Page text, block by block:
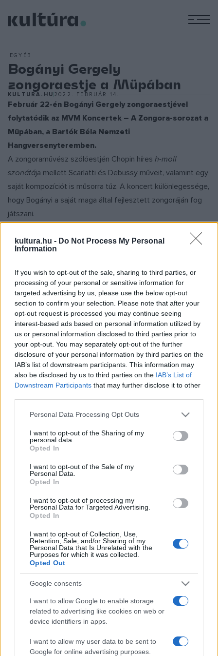
kultura.hu - Do Not Process My Personal
Information
If you wish to opt-out of the sale, sharing to third parties, or
processing of your personal or sensitive information for
targeted advertising by us, please use the below opt-out
section to confirm your selection. Please note that after your
opt-out request is processed you may continue seeing
interest-based ads based on personal information utilized by
us or personal information disclosed to third parties prior to
your opt-out. You may separately opt-out of the further
disclosure of your personal information by third parties on the
IAB’s list of downstream participants. This information may
also be disclosed by us to third parties on the IAB’s List of
Downstream Participants that may further disclose it to other
Please note that this website/app uses one or more Google
not limited to your visit or usage behaviour. You may click to
grant or deny consent to Google and its third-party tags to
use your data for below specified purposes in below Google
consent section.
Personal Data Processing Opt Outs
I want to opt-out of the Sharing of my
personal data.
Opted In
I want to opt-out of the Sale of my
Personal Data.
Opted In
I want to opt-out of processing my
Personal Data for Targeted Advertising.
Opted In
I want to opt-out of Collection, Use,
Retention, Sale, and/or Sharing of my
Personal Data that Is Unrelated with the
Purposes for which it was collected.
Opted Out
Google consents
I want to allow Google to enable storage
related to advertising like cookies on web or
device identifiers in apps.
I want to allow my user data to be sent to
Google for online advertising purposes.
EGYÉB
Bogányi Gergely
zongoraestje a Müpában
KULTURA.HU 2022. FEBRUÁR 14.
Február 22-én Bogányi Gergely zongoraestjével
folytatódik az MVM Koncertek – A Zongora-sorozat a
Müpában, a Bartók Béla Nemzeti
Hangversenyteremben.
A zongoraművész szólóestjén Chopin híres h-moll
szonátája mellett Scarlatti és Debussy műveit, valamint egy
saját kompozíciót is műsorra tűz. A koncert különlegessége,
hogy Bogányi a saját maga által fejlesztett zongoráján fog
játszani.
Az 1996-os Budapesti Nemzetközi Liszt Ferenc
zongoraművészt jól ismeri a hazai közönség, visszatérő
vendége a nagy sikerű sorozatnak.
Bogányi Gergely 2002-ben Liszt
Tizenkét transzcendens
etűdjét és Chopin szólózongorára írt összes művét előadta,
s ezzel elnyerte az év legjobb hangversenysorozatának járó
Gramofon-díjat. Repertoárján több mint harminc
zongoraverseny és a zongorairodalom jelentős része
szerepel. 1999-ben a Bogányi–Kelemen Trióval (Kelemen
Barnabás – hegedű, Bogányi Tibor – cselló, Bogányi Gergely
trióverseny első díját nyerte el, 2000-ben Liszt-díjat kapott,
2002-ben a finn köztársasági elnök a Fehér Rózsa
Lovagrend érdemkeresztje kitüntetést adományozta neki.
Pest Megye Kultúrájáért kitüntetést; 2004-ben Kossuth-
díjjal tüntette ki Mádl Ferenc, a Magyar Köztársaság akkori
elnöke. 1996-ban szülővárosa, Vác, 2007-ben pedig
Zebegény avatta díszpolgárává. 2008-ban Junior Prima-
A Zongora-sorozat március 23-án folytatódik a
Zeneakadémián Berecz Mihály szólóestjével.
Nyitókép: Müpa